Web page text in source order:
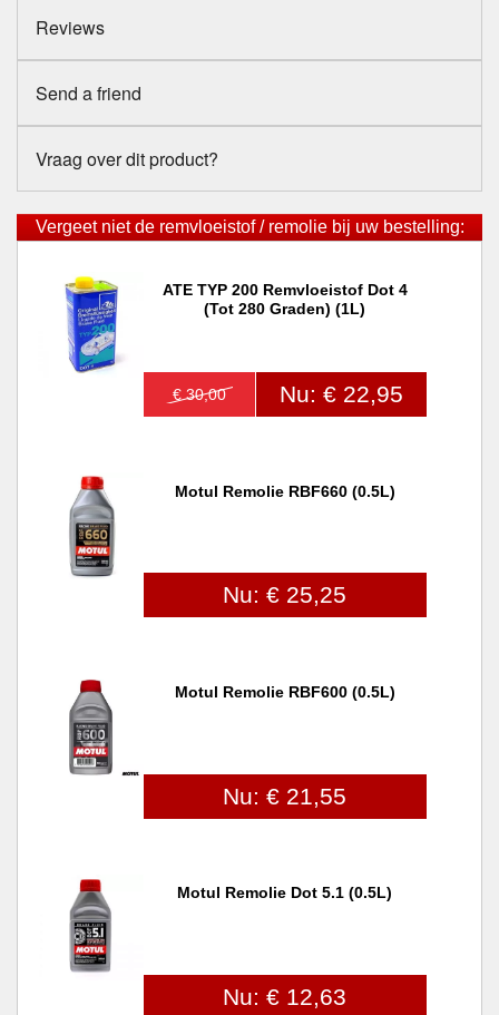
Reviews
Send a friend
Vraag over dit product?
Vergeet niet de remvloeistof / remolie bij uw bestelling:
ATE TYP 200 Remvloeistof Dot 4
(tot 280 Graden) (1L)
€ 30,00 Nu: € 22,95
Motul Remolie RBF660 (0.5L)
Nu: € 25,25
Motul Remolie RBF600 (0.5L)
Nu: € 21,55
Motul Remolie Dot 5.1 (0.5L)
Nu: € 12,63